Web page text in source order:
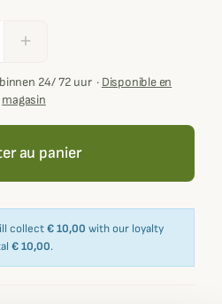
add
24/ 72 uur· Disponible en
magasin
au panier
collect€ 10,00 with our loyalty
€ 10,00.